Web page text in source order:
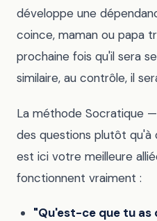
développe une
coince, maman ou papa
prochaine fois qu'il sera
similaire, au contrôle, il
La méthode Socratique
des questions plutôt
est ici votre meilleure
fonctionnent vraiment :
"Qu'est-ce que tu as